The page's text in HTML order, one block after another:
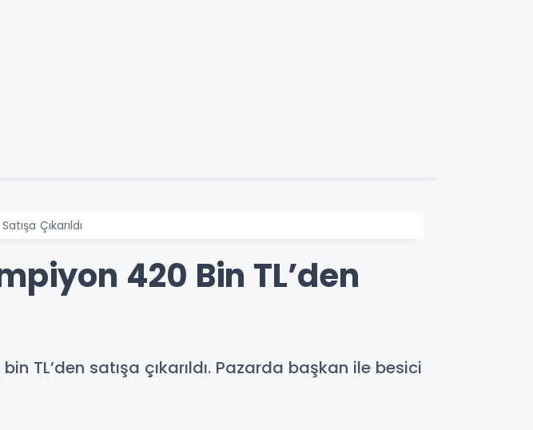
Çıkarıldı
420 Bin TL’den
TL’den satışa çıkarıldı. Pazarda başkan ile besici